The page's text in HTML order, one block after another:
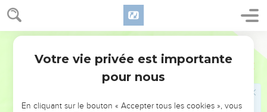
Nombres 6
gâteau sans levain de la corbeille, et un beignet sans levain,
et les mettra sur les paumes des mains du Nazarien, après
qu'il se sera fait raser son Nazaréat.
Et le Sacrificateur tournoiera ces choses en offrande
tournoyée devant l'Eternel ; c'est une chose sainte qui
appartient au Sacrificateur, avec la poitrine de tournoiement,
et l'épaule d'élévation, après quoi le Nazarien pourra boire
Votre vie privée est importante
pour nous
En cliquant sur le bouton « Accepter tous les cookies », vous